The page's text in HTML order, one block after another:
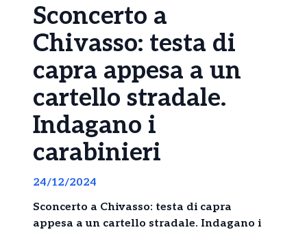
Sconcerto a
Chivasso: testa di
capra appesa a un
cartello stradale.
Indagano i
carabinieri
24/12/2024
Sconcerto a Chivasso: testa di capra
appesa a un cartello stradale. Indagano i